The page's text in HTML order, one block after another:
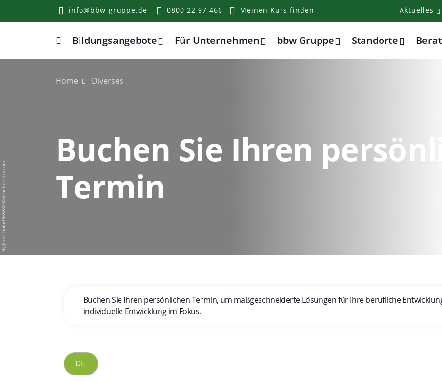
info@bbw-gruppe.de 0800 22 97 466 Meinen Kurs finden Aktuelles
Home
Bildungsangebote Für Unternehmen bbw Gruppe Standorte
Home Diverses
Buchen Sie Ihren
Termin
BigPixel Photo/1965280306/shutterstock.com